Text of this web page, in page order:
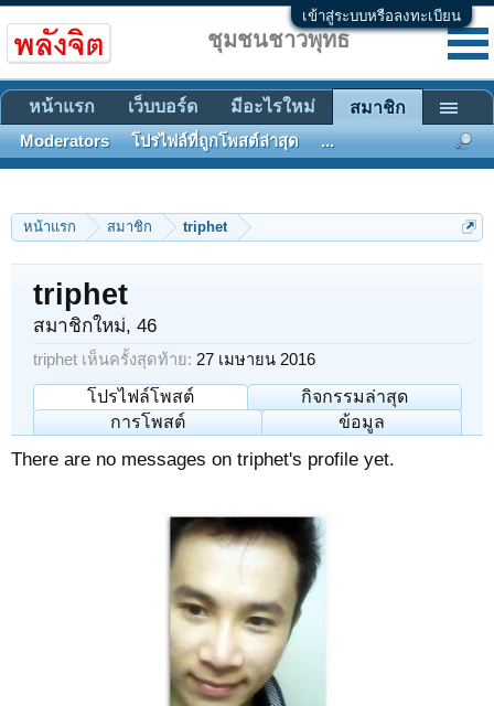
เข้าสู่ระบบหรือลงทะเบียน
หน้าแรก สมาชิก triphet
triphet
สมาชิกใหม่, 46
triphet เห็นครั้งสุดท้าย: 27 เมษายน 2016
โปรไฟล์โพสต์
กิจกรรมล่าสุด
การโพสต์
ข้อมูล
There are no messages on triphet's profile yet.
ชุมชนชาวพุทธ
หน้าแรก เว็บบอร์ด มีอะไรใหม่ สมาชิก
Moderators โปรไฟล์ที่ถูกโพสต์ล่าสุด ...